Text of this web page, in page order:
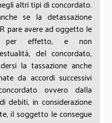
quanto segue:
sopravvenienze attive
in sede di
liquidatorio”.
dibattiti di tecnica
formulazione
militi verso una
di intassabilità,
locuzione “non si
si sposa in maniera
altri tipi di concordato.
se la detassazione
pare avere ad oggetto le
per effetto, e non
del concordato,
la tassazione anche
da accordi successivi
ovvero dalla
debiti, in considerazione
il soggetto le consegue